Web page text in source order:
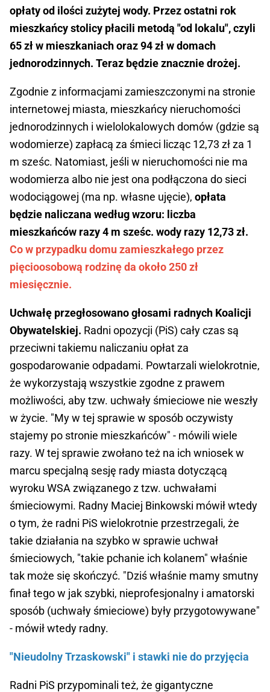
opłaty od ilości zużytej wody. Przez ostatni rok
mieszkańcy stolicy płacili metodą "od lokalu", czyli
65 zł w mieszkaniach oraz 94 zł w domach
jednorodzinnych. Teraz będzie znacznie drożej.
Zgodnie z informacjami zamieszczonymi na stronie
internetowej miasta, mieszkańcy nieruchomości
jednorodzinnych i wielolokalowych domów (gdzie są
wodomierze) zapłacą za śmieci licząc 12,73 zł za 1
m sześc. Natomiast, jeśli w nieruchomości nie ma
wodomierza albo nie jest ona podłączona do sieci
wodociągowej (ma np. własne ujęcie), opłata
będzie naliczana według wzoru: liczba
mieszkańców razy 4 m sześc. wody razy 12,73 zł.
Co w przypadku domu zamieszkałego przez
pięcioosobową rodzinę da około 250 zł
miesięcznie.
Uchwałę przegłosowano głosami radnych Koalicji
Obywatelskiej. Radni opozycji (PiS) cały czas są
przeciwni takiemu naliczaniu opłat za
gospodarowanie odpadami. Powtarzali wielokrotnie,
że wykorzystają wszystkie zgodne z prawem
możliwości, aby tzw. uchwały śmieciowe nie weszły
w życie. "My w tej sprawie w sposób oczywisty
stajemy po stronie mieszkańców" - mówili wiele
razy. W tej sprawie zwołano też na ich wniosek w
marcu specjalną sesję rady miasta dotyczącą
wyroku WSA związanego z tzw. uchwałami
śmieciowymi. Radny Maciej Binkowski mówił wtedy
o tym, że radni PiS wielokrotnie przestrzegali, że
takie działania na szybko w sprawie uchwał
śmieciowych, "takie pchanie ich kolanem" właśnie
tak może się skończyć. "Dziś właśnie mamy smutny
finał tego w jak szybki, nieprofesjonalny i amatorski
sposób (uchwały śmieciowe) były przygotowywane"
- mówił wtedy radny.
"Nieudolny Trzaskowski" i stawki nie do przyjęcia
Radni PiS przypominali też, że gigantyczne